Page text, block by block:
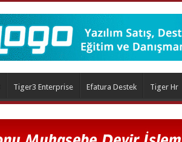
Tiger3 Enterprise Efatura Destek Tiger Hr